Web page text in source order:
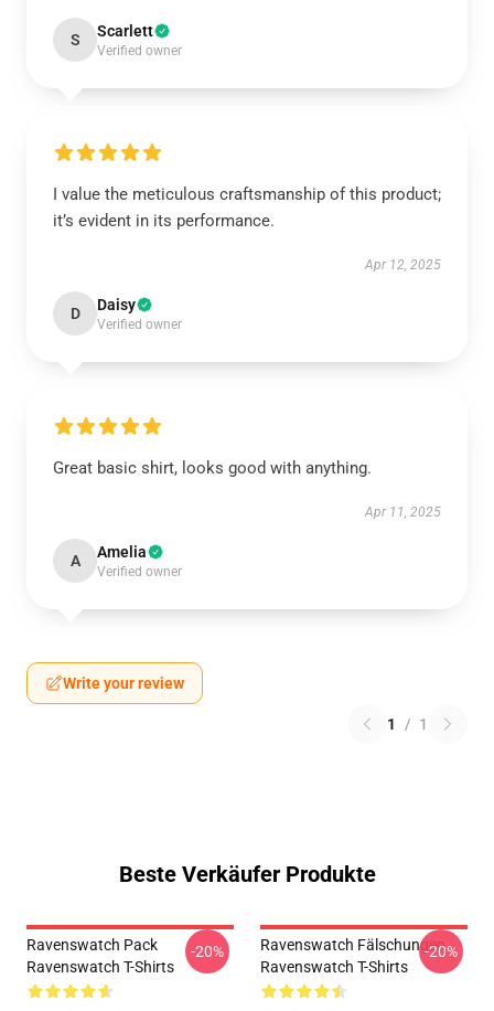
S Scarlett
Verified owner
I value the meticulous craftsmanship of this product;
it’s evident in its performance.
Apr 12, 2025
D Daisy
Verified owner
Great basic shirt, looks good with anything.
Apr 11, 2025
A Amelia
Verified owner
Write your review
1 / 1
Beste Verkäufer Produkte
Ravenswatch Pack
Ravenswatch T-Shirts
-20%
Ravenswatch Fälschungen
Ravenswatch T-Shirts
-20%